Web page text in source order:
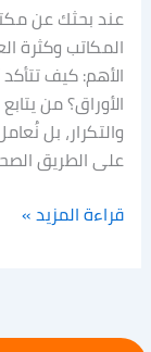
عند بحثك عن
المكاتب وكثرة
الأهم: كيف
الأوراق؟ من
والتكرار، بل
على الطريق
قراءة المزيد »